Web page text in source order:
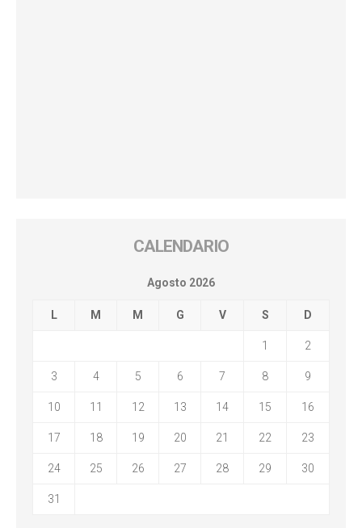
CALENDARIO
Agosto 2026
L M M G V S D
1 2
3 4 5 6 7 8 9
10 11 12 13 14 15 16
17 18 19 20 21 22 23
24 25 26 27 28 29 30
31